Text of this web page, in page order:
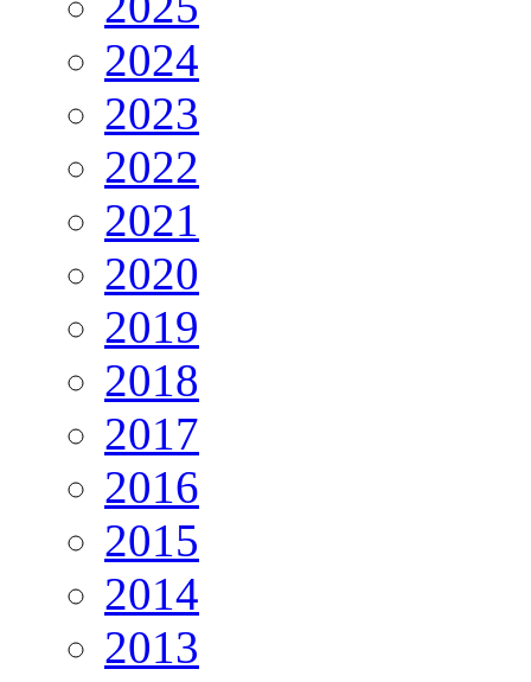
2024
2023
2022
2021
2020
2019
2018
2017
2016
2015
2014
2013